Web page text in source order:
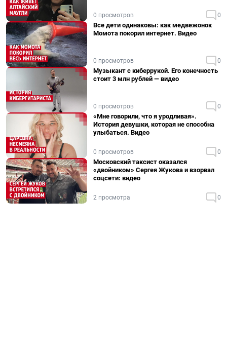
0 просмотров 0
Все дети одинаковы: как медвежонок
Момота покорил интернет. Видео
0 просмотров 0
Музыкант с киберрукой. Его конечность
стоит 3 млн рублей — видео
0 просмотров 0
«Мне говорили, что я уродливая».
История девушки, которая не способна
улыбаться. Видео
0 просмотров 0
Московский таксист оказался
«двойником» Сергея Жукова и взорвал
соцсети: видео
2 просмотра 0